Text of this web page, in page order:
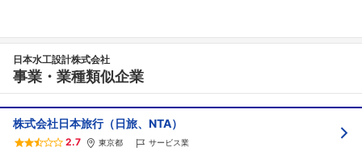
日本水工設計株式会社
事業・業種類似企業
株式会社日本旅行（日旅、NTA）
2.7 東京都 サービス業